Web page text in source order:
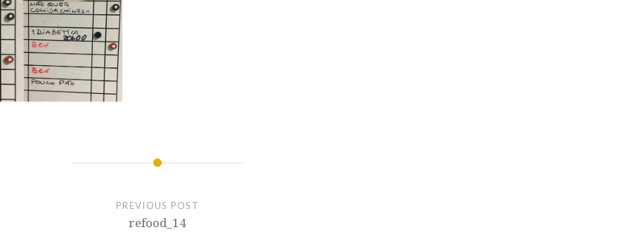
PREVIOUS POST
refood_14